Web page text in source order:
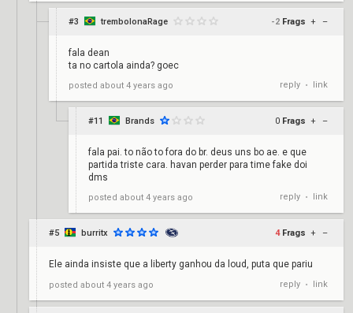
#3 trembolonaRage -2 Frags + –
fala dean
ta no cartola ainda? goec
posted about 4 years ago reply • link
#11 Brands 0 Frags + –
fala pai. to não to fora do br. deus uns bo ae. e que
partida triste cara. havan perder para time fake doi
dms
posted about 4 years ago reply • link
#5 burritx 4 Frags + –
Ele ainda insiste que a liberty ganhou da loud, puta que pariu
posted about 4 years ago reply • link